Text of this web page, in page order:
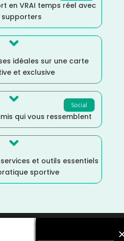
en VRAI temps réel avec
supporters

idéales sur une carte
et exclusive
Social

qui vous ressemblent

et outils essentiels
sportive